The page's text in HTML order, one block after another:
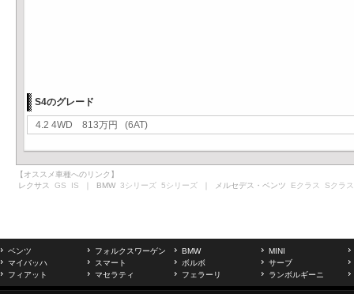
S4のグレード
4.2 4WD 813万円 (6AT)
【オススメ車種へのリンク】
レクサス GS IS ｜ BMW 3シリーズ 5シリーズ ｜ メルセデス・ベンツ Eクラス Sクラス
ベンツ フォルクスワーゲン BMW
MINI
マイバッハ
スマート ボルボ
サーブ
フィアット
マセラティ フェラーリ ランボルギーニ